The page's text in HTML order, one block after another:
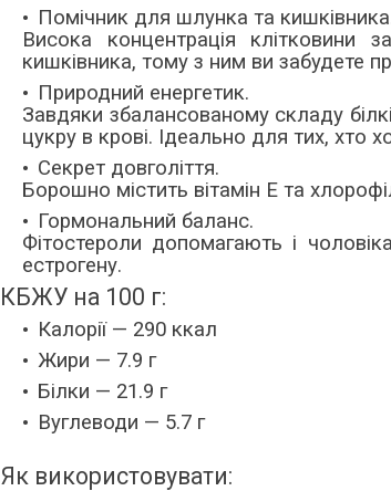
Помічник для шлунка та
Висока концентрація клітковини
кишківника, тому з ним ви забудете
Природний енергетик.
Завдяки збалансованому складу
цукру в крові. Ідеально для тих, хто
Секрет довголіття.
Борошно містить вітамін Е та
Гормональний баланс.
Фітостероли допомагають і
естрогену.
КБЖУ на 100 г:
Калорії — 290 ккал
Жири — 7.9 г
Білки — 21.9 г
Вуглеводи — 5.7 г
Як використовувати: